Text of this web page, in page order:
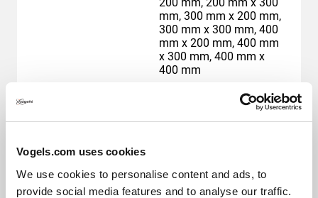
Vogels.com uses cookies
We use cookies to personalise content and ads, to
provide social media features and to analyse our traffic.
mm, 300 mm x 200 mm,
300 mm x 300 mm, 400
mm x 200 mm, 400 mm
x 300 mm, 400 mm x
400 mm
Höhe (mm) 2000